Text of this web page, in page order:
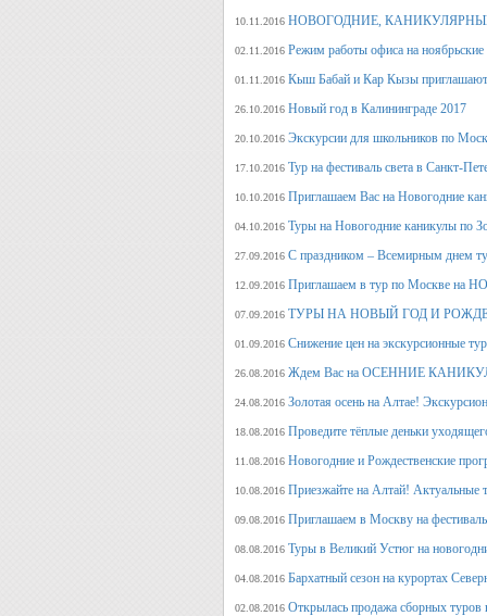
10.11.2016 НОВОГОДНИЕ,
02.11.2016 Режим работы офиса на ноябрьские
01.11.2016 Кыш Бабай и Кар Кызы
26.10.2016 Новый год в Калининграде 2017
20.10.2016 Экскурсии для школьников по
17.10.2016 Тур на фестиваль света в Санкт-
10.10.2016 Приглашаем Вас на Новогодние
04.10.2016 Туры на Новогодние каникулы по
27.09.2016 С праздником – Всемирным днем
12.09.2016 Приглашаем в тур по Москве на
07.09.2016 ТУРЫ НА НОВЫЙ ГОД И
01.09.2016 Снижение цен на экскурсионные
26.08.2016 Ждем Вас на ОСЕННИЕ
24.08.2016 Золотая осень на Алтае!
18.08.2016 Проведите тёплые деньки
11.08.2016 Новогодние и Рождественские
10.08.2016 Приезжайте на Алтай! Актуальные
09.08.2016 Приглашаем в Москву на
08.08.2016 Туры в Великий Устюг на
04.08.2016 Бархатный сезон на курортах
02.08.2016 Открылась продажа сборных туров